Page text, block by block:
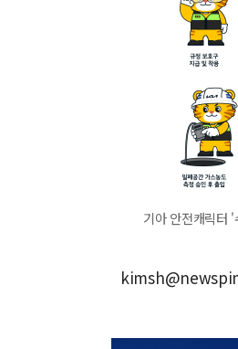
기아 안전캐릭터